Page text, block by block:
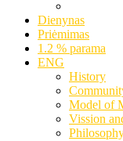
Dienynas
Priėmimas
1.2 % parama
ENG
History
Model of
Vission